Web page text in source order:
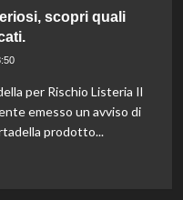
scopri quali
per Rischio Listeria Il
emesso un avviso di
prodotto...